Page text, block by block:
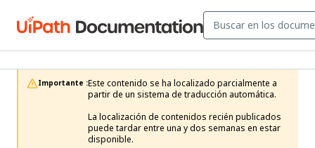
Importante :Este contenido se ha localizado parcialmente a
partir de un sistema de traducción automática.
La localización de contenidos recién publicados
puede tardar entre una y dos semanas en estar
disponible.